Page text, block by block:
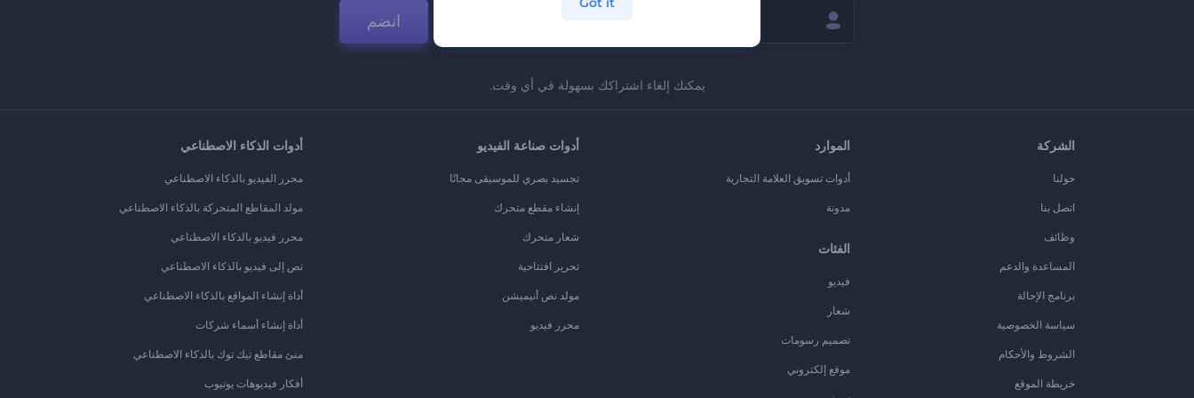
انضم
يمكنك إلغاء اشتراكك بسهولة في أي وقت.
الشركة
حولنا
اتصل بنا
وظائف
المساعدة والدعم
برنامج الإحالة
سياسة الخصوصية
الشروط والأحكام
خريطة الموقع
الموارد
أدوات تسويق العلامة التجارية
مدونة
الفئات
فيديو
شعار
تصميم رسومات
موقع إلكتروني
أدوات صناعة الفيديو
تجسيد بصري للموسيقى مجانًا
إنشاء مقطع متحرك
شعار متحرك
تحرير افتتاحية
مولد نص أنيميشن
محرر فيديو
أدوات الذكاء الاصطناعي
محرر الفيديو بالذكاء الاصطناعي
مولد المقاطع المتحركة بالذكاء الاصطناعي
محرر فيديو بالذكاء الاصطناعي
نص إلى فيديو بالذكاء الاصطناعي
أداة إنشاء المواقع بالذكاء الاصطناعي
أداة إنشاء أسماء شركات
منئ مقاطع تيك توك بالذكاء الاصطناعي
أفكار فيديوهات يوتيوب